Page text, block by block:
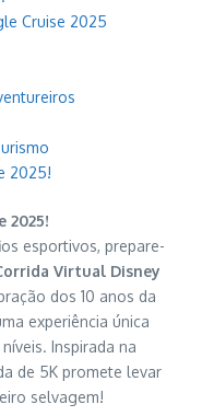
Cruise 2025
2025!
2025!
esportivos, prepare-
Virtual Disney
dos 10 anos da
experiência única
Inspirada na
de 5K promete levar
selvagem!